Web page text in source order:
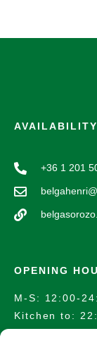
AVAILABILITY
+36 1 201
OPENING
M-S: 12:00-
Kitchen to: